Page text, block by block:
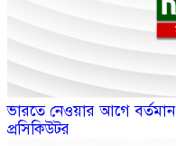
ভারতে নেওয়ার আগে বর্তমান
প্রসিকিউটর